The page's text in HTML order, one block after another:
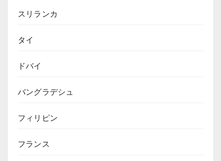
スリランカ
タイ
ドバイ
バングラデシュ
フィリピン
フランス